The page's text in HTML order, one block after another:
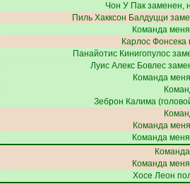
Чон У Пак заменен,
Пиль Хакксон Балдуцци
Команда
Карлос Фонсека
Панайотис Кинигопулос
Луис Алекс Бовлес
Команда
Зеброн Калима
Команда
Команда
Команда
Хосе Леон